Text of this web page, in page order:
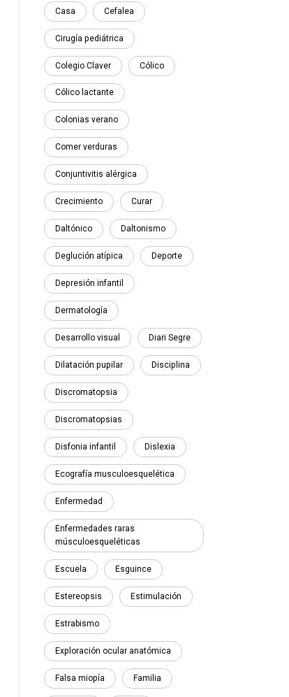
Casa Cefalea
Cirugía pediátrica
Colegio Claver Cólico
Cólico lactante
Colonias verano
Comer verduras
Conjuntivitis alérgica
Crecimiento Curar
Daltónico Daltonismo
Deglución atípica Deporte
Depresión infantil
Dermatología
Desarrollo visual Diari Segre
Dilatación pupilar Disciplina
Discromatopsia
Discromatopsias
Disfonia infantil Dislexia
Ecografía musculoesquelética
Enfermedad
Enfermedades raras
músculoesqueléticas
Escuela Esguince
Estereopsis Estimulación
Estrabismo
Exploración ocular anatómica
Falsa miopía Familia